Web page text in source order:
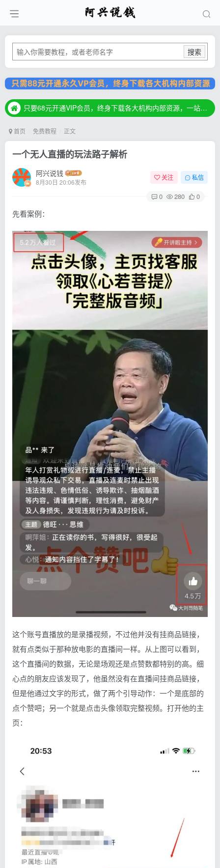
搜索
只要68元开通VIP会员，终身下载各大机构内部资源，一站式草根创业基地，最新最强网赚教程大全，小投入，大回报！
只要68元开通VIP会员，终身下载各大机构内部资源，一站式草根创业基地，最新最强网赚教程大全，小投入，大回报！
首页 免费教程 正文
一个无人直播的玩法路子解析
阿兴说钱
8月30日 20:06发布
关注 私信
0 280 0
先看案例：
这个账号直播放的是录播视频，不过他并没有挂商品链接，
就有点类似于那种放电影的直播间一样。从上图可以看到，
这个直播间的数据，无论是场观还是点赞数都特别的高。细
心点的朋友应该发现了，他虽然没有在直播间挂商品链接，
但是他通过文字的形式，做了两个引导动作：一个是底部的
点个赞吧；另一个就是点击头像领取完整视频。打开他的主
页：